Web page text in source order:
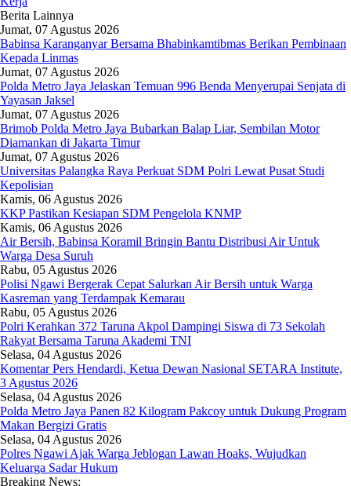
Berita Lainnya
Jumat, 07 Agustus 2026
Babinsa Karanganyar Bersama Bhabinkamtibmas Berikan Pembinaan
Kepada Linmas
Jumat, 07 Agustus 2026
Polda Metro Jaya Jelaskan Temuan 996 Benda Menyerupai Senjata di
Yayasan Jaksel
Jumat, 07 Agustus 2026
Brimob Polda Metro Jaya Bubarkan Balap Liar, Sembilan Motor
Diamankan di Jakarta Timur
Jumat, 07 Agustus 2026
Universitas Palangka Raya Perkuat SDM Polri Lewat Pusat Studi
Kepolisian
Kamis, 06 Agustus 2026
KKP Pastikan Kesiapan SDM Pengelola KNMP
Kamis, 06 Agustus 2026
Air Bersih, Babinsa Koramil Bringin Bantu Distribusi Air Untuk
Warga Desa Suruh
Rabu, 05 Agustus 2026
Polisi Ngawi Bergerak Cepat Salurkan Air Bersih untuk Warga
Kasreman yang Terdampak Kemarau
Rabu, 05 Agustus 2026
Polri Kerahkan 372 Taruna Akpol Dampingi Siswa di 73 Sekolah
Rakyat Bersama Taruna Akademi TNI
Selasa, 04 Agustus 2026
Komentar Pers Hendardi, Ketua Dewan Nasional SETARA Institute,
3 Agustus 2026
Selasa, 04 Agustus 2026
Polda Metro Jaya Panen 82 Kilogram Pakcoy untuk Dukung Program
Makan Bergizi Gratis
Selasa, 04 Agustus 2026
Polres Ngawi Ajak Warga Jeblogan Lawan Hoaks, Wujudkan
Keluarga Sadar Hukum
Breaking News: